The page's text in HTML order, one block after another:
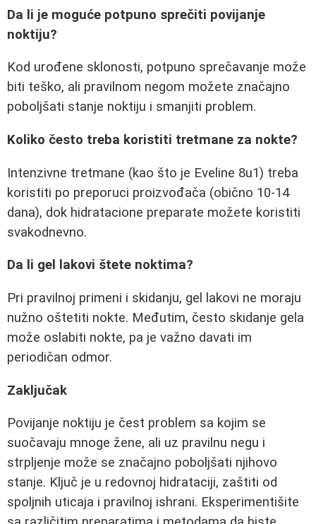
Da li je moguće potpuno sprečiti povijanje
noktiju?
Kod urođene sklonosti, potpuno sprečavanje može
biti teško, ali pravilnom negom možete značajno
poboljšati stanje noktiju i smanjiti problem.
Koliko često treba koristiti tretmane za nokte?
Intenzivne tretmane (kao što je Eveline 8u1) treba
koristiti po preporuci proizvođača (obično 10-14
dana), dok hidratacione preparate možete koristiti
svakodnevno.
Da li gel lakovi štete noktima?
Pri pravilnoj primeni i skidanju, gel lakovi ne moraju
nužno oštetiti nokte. Međutim, često skidanje gela
može oslabiti nokte, pa je važno davati im
periodičan odmor.
Zaključak
Povijanje noktiju je čest problem sa kojim se
suočavaju mnoge žene, ali uz pravilnu negu i
strpljenje može se značajno poboljšati njihovo
stanje. Ključ je u redovnoj hidrataciji, zaštiti od
spoljnih uticaja i pravilnoj ishrani. Eksperimentišite